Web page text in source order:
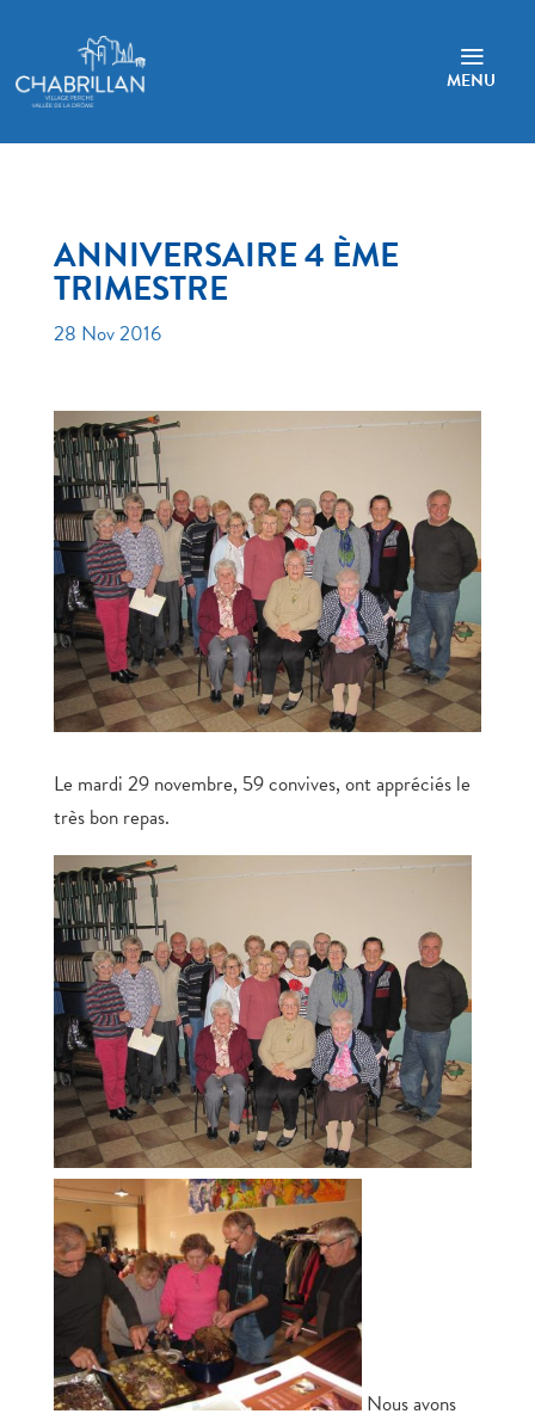
a
MENU
ANNIVERSAIRE 4 ÈME
TRIMESTRE
28 Nov 2016
Le mardi 29 novembre, 59 convives, ont appréciés le
très bon repas.
Nous avons